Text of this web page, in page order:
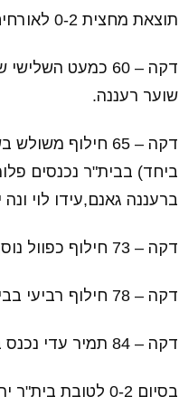
תוצאת מחצית 0-2 לאורחים מירושלים.
דקה – 60 כמעט
שוער רעננה.
דקה – 65 חילוף
ביחד) בבית"ר נכנסים
ברעננה גאנם,עידו לוי
דקה – 73 חילוף כפוול נוסף ברעננה אביחי ידין ואחמד דראושה נכנסים במקום בן סביר ויוג'ין אנסה.
דקה – 78 חילוף רביעי בבית"ר שלום אדרי מחליףף את שלומי אזולאי.
דקה – 84 תמיר עדי נכנס במקומו של לוי גרסיה.
בסיום 0-2